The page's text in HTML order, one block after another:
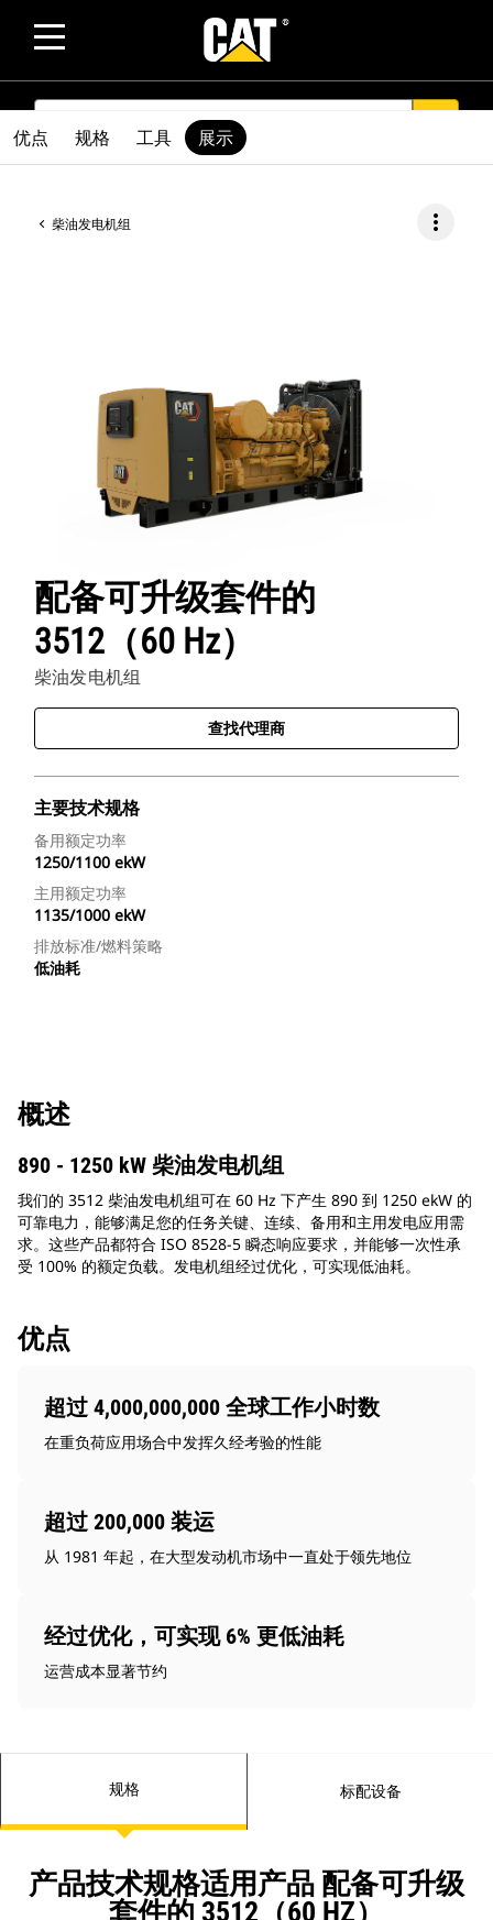
SEARCH
柴油发电机组 more_vert
配备可升级套件的
3512（60 Hz）
柴油发电机组
查找代理商
主要技术规格
备用额定功率
1250/1100 ekW
主用额定功率
1135/1000 ekW
排放标准/燃料策略
低油耗
优点 规格 工具 展示
概述
890 - 1250 kW 柴油发电机组
我们的 3512 柴油发电机组可在 60 Hz 下产生 890 到 1250 ekW 的
可靠电力，能够满足您的任务关键、连续、备用和主用发电应用需
求。这些产品都符合 ISO 8528-5 瞬态响应要求，并能够一次性承
受 100% 的额定负载。发电机组经过优化，可实现低油耗。
优点
超过 4,000,000,000 全球工作小时数
在重负荷应用场合中发挥久经考验的性能
超过 200,000 装运
从 1981 年起，在大型发动机市场中一直处于领先地位
经过优化，可实现 6% 更低油耗
运营成本显著节约
规格 标配设备
产品技术规格适用产品 配备可升级
套件的 3512（60 HZ）